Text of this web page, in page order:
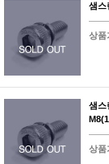
샘스
상품
샘스
상품